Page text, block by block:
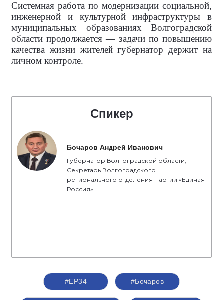
Системная работа по модернизации социальной,
инженерной и культурной инфраструктуры в
муниципальных образованиях Волгоградской
области продолжается — задачи по повышению
качества жизни жителей губернатор держит на
личном контроле.
Спикер
Бочаров Андрей Иванович
Губернатор Волгоградской области,
Секретарь Волгоградского
регионального отделения Партии «Единая
Россия»
#ЕР34 #Бочаров